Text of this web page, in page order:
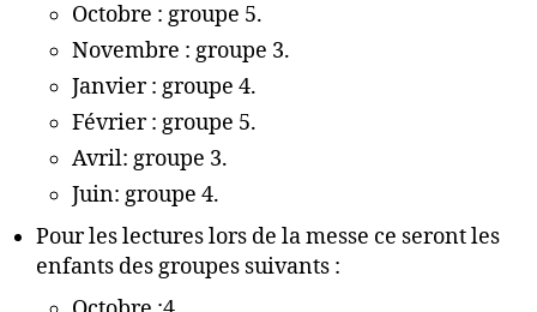
Octobre : groupe 5.
Novembre : groupe 3.
Janvier : groupe 4.
Février : groupe 5.
Avril: groupe 3.
Juin: groupe 4.
Pour les lectures lors de la messe ce seront les
enfants des groupes suivants :